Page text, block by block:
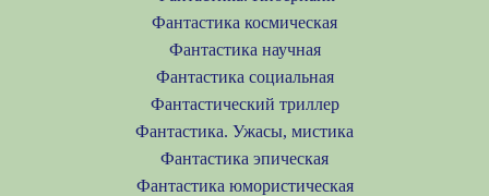
Фантастика космическая
Фантастика научная
Фантастика социальная
Фантастический триллер
Фантастика. Ужасы, мистика
Фантастика эпическая
Фантастика юмористическая